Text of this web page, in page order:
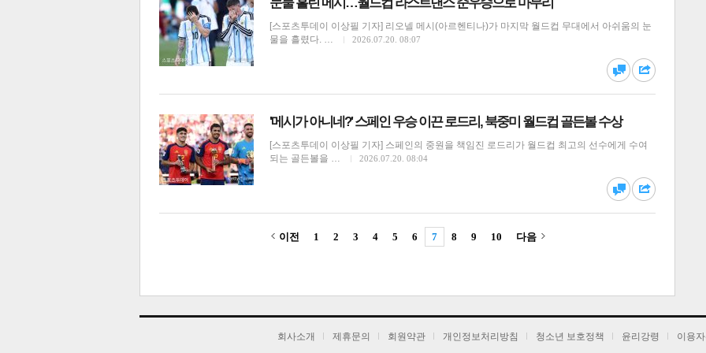
댓글 공유
댓글 공유
댓글 공유
[스포츠투데이 이상필 기자] 리오넬 메시(아르헨티나)가 마지막 월드컵 무대에서 아쉬움의 눈
물을 흘렸다. …
2026.07.20. 08:07
'메시가 아니네?' 스페인 우승 이끈 로드리, 북중미 월드컵 골든볼 수상
[스포츠투데이 이상필 기자] 스페인의 중원을 책임진 로드리가 월드컵 최고의 선수에게 수여
되는 골든볼을 …
2026.07.20. 08:04
이전 1 2 3 4 5 6 7 8 9 10 다음
회사소개 제휴문의 회원약관 개인정보처리방침 청소년 보호정책 윤리강령 이용